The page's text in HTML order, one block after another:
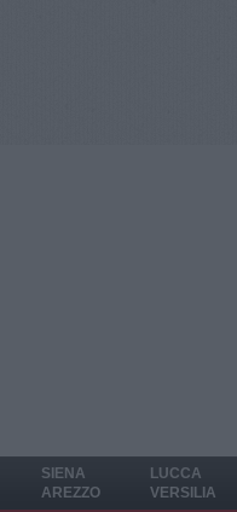
SIENA
AREZZO
LUCCA
VERSILIA